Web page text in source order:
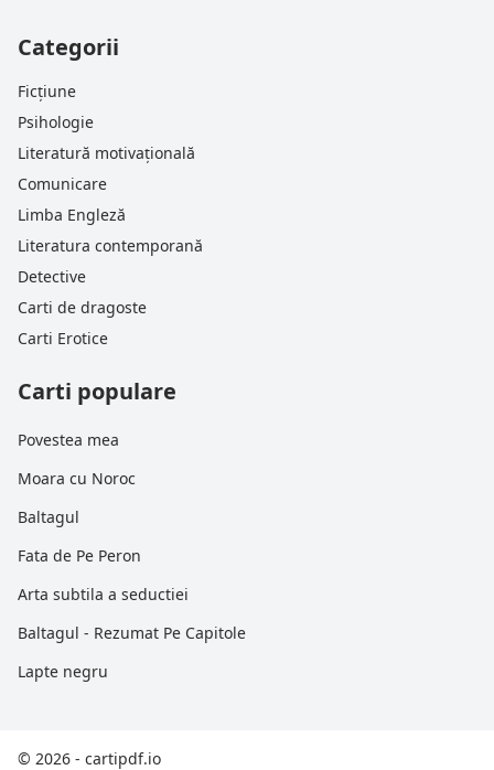
Categorii
Ficțiune
Psihologie
Literatură motivațională
Comunicare
Limba Engleză
Literatura contemporană
Detective
Carti de dragoste
Carti Erotice
Carti populare
Povestea mea
Moara cu Noroc
Baltagul
Fata de Pe Peron
Arta subtila a seductiei
Baltagul - Rezumat Pe Capitole
Lapte negru
© 2026 - cartipdf.io